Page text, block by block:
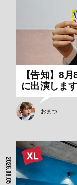
【告知】8
に出演します
おまつ
2026.08.05